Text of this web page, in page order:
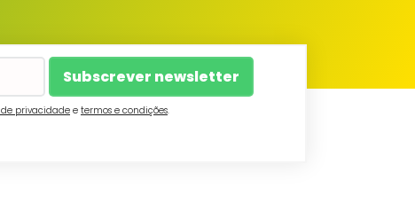
privacidade e termos e condições.